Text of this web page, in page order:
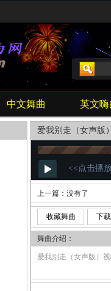
中文舞曲 英文嗨
爱我别走（女声版
上一篇：没有了
收藏舞曲 下
舞曲介绍：
爱我别走（女声版）